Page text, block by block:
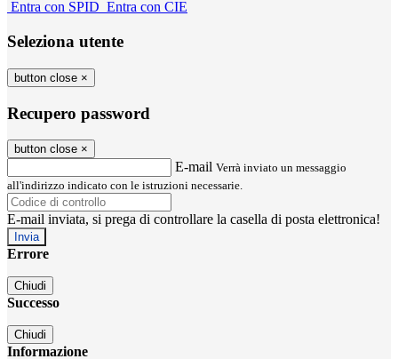
Entra con SPID Entra con CIE
Seleziona utente
button close ×
Recupero password
button close ×
E-mail Verrà inviato un messaggio
all'indirizzo indicato con le istruzioni necessarie.
E-mail inviata, si prega di controllare la casella di posta elettronica!
Errore
Chiudi
Successo
Chiudi
Informazione